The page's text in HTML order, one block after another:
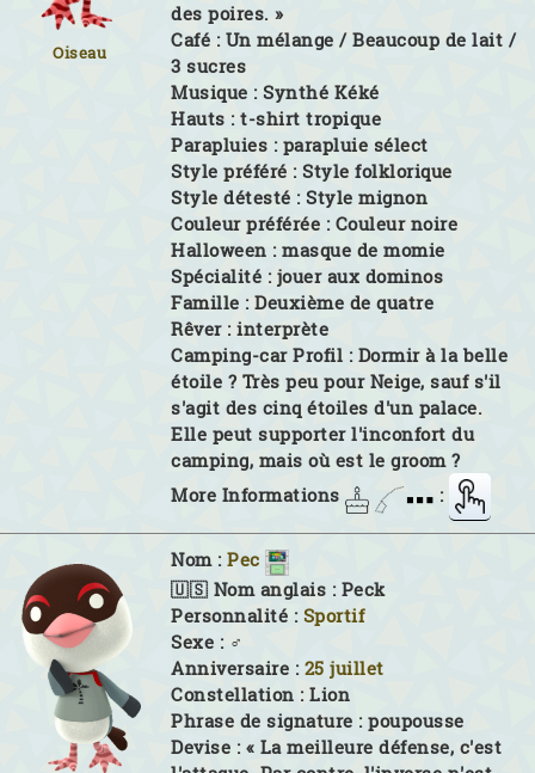
Oiseau
des poires. »
Café : Un mélange / Beaucoup de lait /
3 sucres
Musique : Synthé Kéké
Hauts : t-shirt tropique
Parapluies : parapluie sélect
Style préféré : Style folklorique
Style détesté : Style mignon
Couleur préférée : Couleur noire
Halloween : masque de momie
Spécialité : jouer aux dominos
Famille : Deuxième de quatre
Rêver : interprète
Camping-car Profil : Dormir à la belle
étoile ? Très peu pour Neige, sauf s'il
s'agit des cinq étoiles d'un palace.
Elle peut supporter l'inconfort du
camping, mais où est le groom ?
More Informations
:
Nom : Pec
🇺🇸 Nom anglais : Peck
Personnalité : Sportif
Sexe : ♂
Anniversaire : 25 juillet
Constellation : Lion
Phrase de signature : poupousse
Devise : « La meilleure défense, c'est